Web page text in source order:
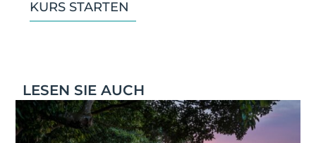
KURS STARTEN
LESEN SIE AUCH